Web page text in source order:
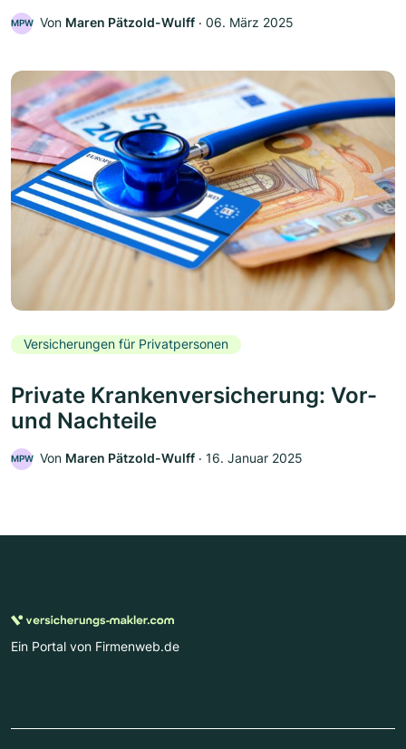
MPW Von Maren Pätzold-Wulff ‧ 06. März 2025
Versicherungen für Privatpersonen
Private Krankenversicherung: Vor-
und Nachteile
MPW Von Maren Pätzold-Wulff ‧ 16. Januar 2025
Ein Portal von Firmenweb.de